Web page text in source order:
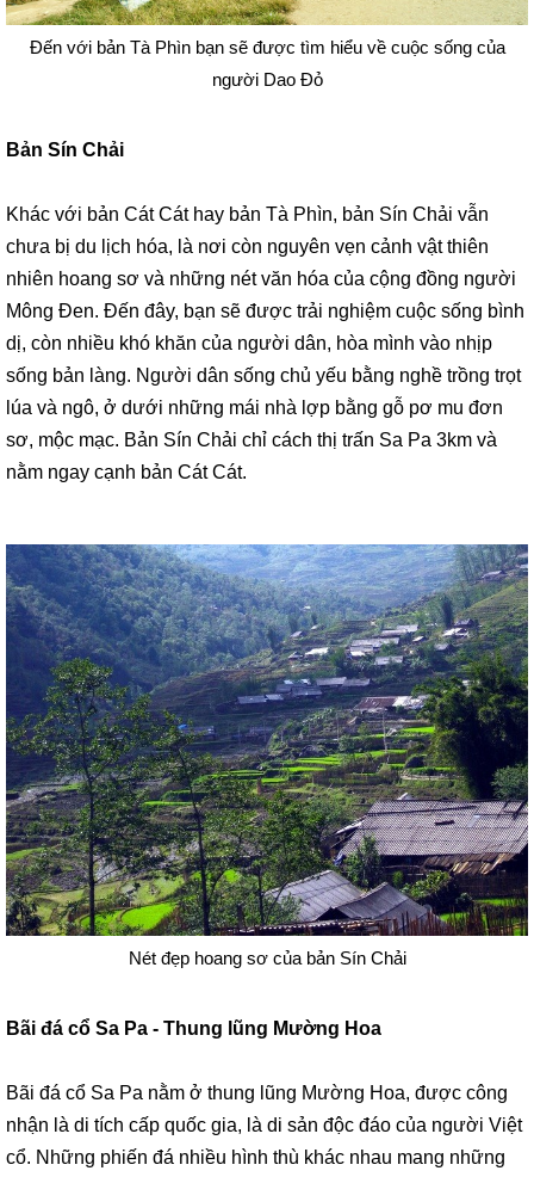
Đến với bản Tà Phìn bạn sẽ được tìm hiểu về cuộc sống của
người Dao Đỏ
Bản Sín Chải
Khác với bản Cát Cát hay bản Tà Phìn, bản Sín Chải vẫn
chưa bị du lịch hóa, là nơi còn nguyên vẹn cảnh vật thiên
nhiên hoang sơ và những nét văn hóa của cộng đồng người
Mông Đen. Đến đây, bạn sẽ được trải nghiệm cuộc sống bình
dị, còn nhiều khó khăn của người dân, hòa mình vào nhịp
sống bản làng. Người dân sống chủ yếu bằng nghề trồng trọt
lúa và ngô, ở dưới những mái nhà lợp bằng gỗ pơ mu đơn
sơ, mộc mạc. Bản Sín Chải chỉ cách thị trấn Sa Pa 3km và
nằm ngay cạnh bản Cát Cát.
Nét đẹp hoang sơ của bản Sín Chải
Bãi đá cổ Sa Pa - Thung lũng Mường Hoa
Bãi đá cổ Sa Pa nằm ở thung lũng Mường Hoa, được công
nhận là di tích cấp quốc gia, là di sản độc đáo của người Việt
cổ. Những phiến đá nhiều hình thù khác nhau mang những